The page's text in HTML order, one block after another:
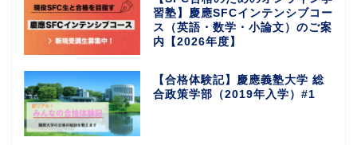
習塾】慶應SFCインテンシブコー
ス（英語・数学・小論文）のご案
内【2026年度】
【合格体験記】慶應義塾大学 総
合政策学部（2019年入学）#1